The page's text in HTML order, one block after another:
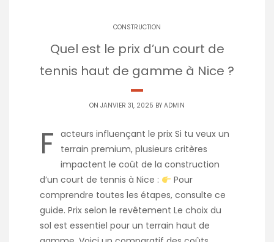
CONSTRUCTION
Quel est le prix d’un court de
tennis haut de gamme à Nice ?
ON JANVIER 31, 2025 BY ADMIN
F acteurs influençant le prix Si tu veux un
terrain premium, plusieurs critères
impactent le coût de la construction
d’un court de tennis à Nice :
Pour
comprendre toutes les étapes, consulte ce
guide. Prix selon le revêtement Le choix du
sol est essentiel pour un terrain haut de